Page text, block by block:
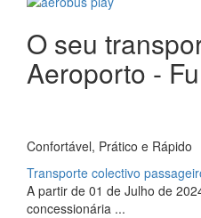
O seu
Aeroporto -
Confortável, Prático e Rápido
Transporte colectivo
A partir de 01 de Julho de
concessionária ...